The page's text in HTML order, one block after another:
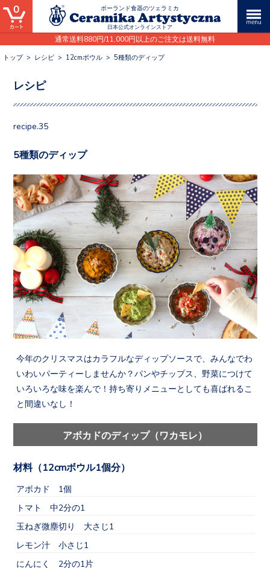
ポーランド食器のツェラミカ
日本公式オンラインストア
通常送料880円/11,000円以上のご注文は送料無料
0
トップ> レシピ > 12cmボウル > 5種類のディップ
レシピ
recipe.35
5種類のディップ
今年のクリスマスはカラフルなディップソースで、みんなでわ
いわいパーティーしませんか？パンやチップス、野菜につけて
いろいろな味を楽んで！持ち寄りメニューとしても喜ばれるこ
と間違いなし！
アボカドのディップ（ワカモレ）
材料（12cmボウル1個分）
アボカド 1個
トマト 中2分の1
玉ねぎ微塵切り 大さじ1
レモン汁 小さじ1
にんにく 2分の1片